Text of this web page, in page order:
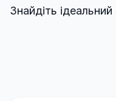
Знайдіть